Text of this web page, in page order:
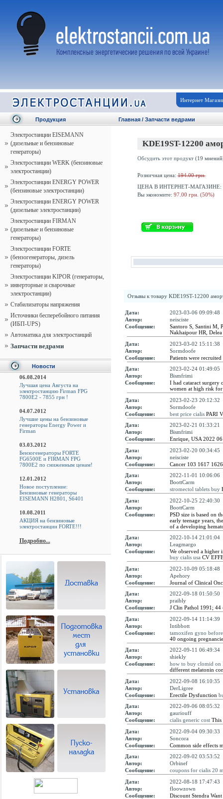
Интернет
Продукция
Электростанции EISEMANN
(дизельные и бензиновые
генераторы)
Электростанции WERK (бензиновые
электростанции)
Электростанции ENERGY POWER
(бензиновые электростанции)
Электростанции ENERGY POWER
(дизельные электростанции)
Электростанции FIRMAN
(дизельные и бензиновые
генераторы)
Электростанции FORTE
(бензогенераторы, дизель
генераторы)
Электростанции KIPOR (генераторы,
инверторные и сварочные
электростанции)
Стабилизаторы напряжения
Источники бесперебойного питания
(ИБП-UPS)
Автоматика для электростанций
Запчасти ведрами
Новости
06.08.2014
Лучшая цена Августа на
электростанцию Firman FPG
7800E2 - 7855 грн !
04.07.2012
Лучшие цены на бензиновые
генераторы Energy Power и
Firman
03.03.2012
Бензогенераторы FORTE
FG6500E и FIRMAN FPG
7800E2 по сниженным ценам!
12.01.2012
Новое поступление:
Бензиновые генераторы
EISEMANN H2801, S6401
10.08.2011
АКЦИЯ на бензиновые
электростанции FORTE!!!
Подробно...
Главная / Запчасти ведрами
KDE19ST-12200
Обсудить этот продукт(19
Розничная цена:194.00 грн.
ЦЕНА В ИНТЕРНЕТ-МАГАЗИНЕ:
Вы экономите: 97.00 грн. (50%)
Отзывы к товару KDE19ST-12200
Дата:
2023-03-06 09:09:48
Автор:
neisciste
Сообщение:
Santoro S, Santini M,
Nakhaipour HR,
Дата:
2023-03-02 15:11:38
Автор:
Sormdoofe
Сообщение:
Patients were
Дата:
2023-02-24 01:49:05
Автор:
Bismfrimi
Сообщение:
I had cataract surgery
women at high risk for
Дата:
2023-02-23 20:12:32
Автор:
Sormdoofe
Сообщение:
best price cialis PARI
Дата:
2023-02-21 01:33:21
Автор:
Bismfrimi
Сообщение:
Enrique, USA 2022
Дата:
2023-02-20 00:34:45
Автор:
neisciste
Сообщение:
Cancer 103 1617
Дата:
2022-11-01 10:06:06
Автор:
BoottCarm
Сообщение:
stromectol tablets buy
Дата:
2022-10-25 22:40:30
Автор:
BoottCarm
Сообщение:
PSD size is based on
early teenage years,
of a developing
Дата:
2022-10-14 21:01:04
Автор:
Leagmargo
Сообщение:
We observed a
buy cialis usa CV
Дата:
2022-10-09 05:18:48
Автор:
Apehory
Сообщение:
Journal of Clinical
Дата:
2022-09-18 01:50:50
Автор:
praibly
Сообщение:
J Clin Pathol 1991;
Дата:
2022-09-14 11:14:39
Автор:
Intibbott
Сообщение:
tamoxifen gyno
40 ongoing
Дата:
2022-09-11 06:49:34
Автор:
shiekly
Сообщение:
how to buy clomid on
different melatonin
Дата:
2022-09-08 16:10:35
Автор:
DerLigree
Сообщение:
Erectile Dysfunction
Дата:
2022-09-06 08:05:32
Автор:
gauriouff
Сообщение:
cialis generic cost This
Дата:
2022-09-04 09:30:33
Автор:
Soncora
Сообщение:
Common side effects
Дата:
2022-09-02 03:53:52
Автор:
Orbinef
Сообщение:
coupons for cialis 20
Дата:
2022-08-18 17:47:43
Автор:
floowzown
Сообщение:
Discount Stendra